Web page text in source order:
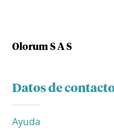
Olorum S A S
Datos de
Ayuda